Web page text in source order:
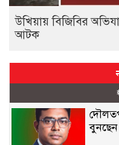
উখিয়ায় বিজিবির
আটক